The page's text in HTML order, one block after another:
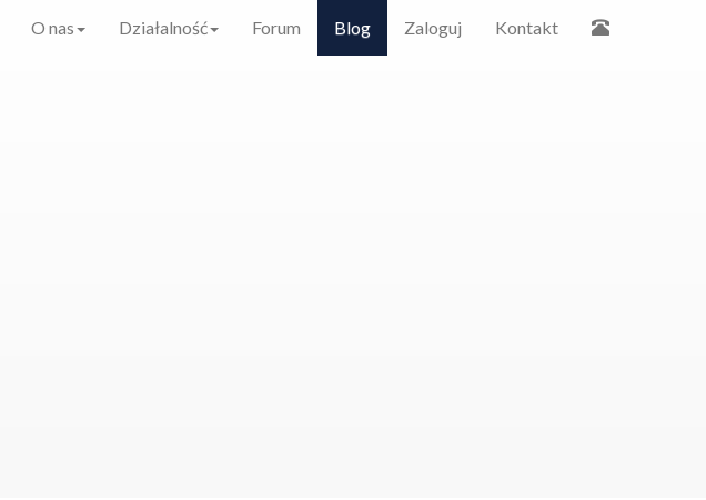
O nas Działalność Forum Blog Zaloguj Kontakt